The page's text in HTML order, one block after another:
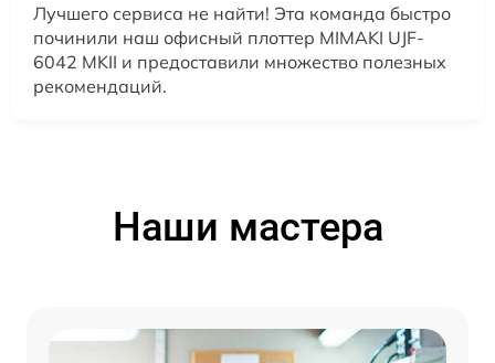
Лучшего сервиса не найти! Эта команда быстро
починили наш офисный плоттер MIMAKI UJF-
6042 MKII и предоставили множество полезных
рекомендаций.
Наши мастера